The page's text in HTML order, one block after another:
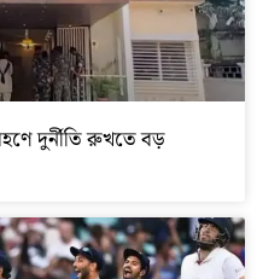
দুর্নীতি রুখতে বড়